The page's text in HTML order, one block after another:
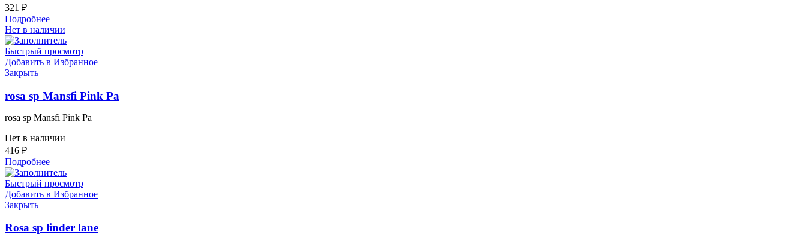
321 ₽
Подробнее
Нет в наличии
Быстрый просмотр
Добавить в Избранное
Закрыть
rosa sp Mansfi Pink Pa
rosa sp Mansfi Pink Pa
Нет в наличии
416 ₽
Подробнее
Быстрый просмотр
Добавить в Избранное
Закрыть
Rosa sp linder lane